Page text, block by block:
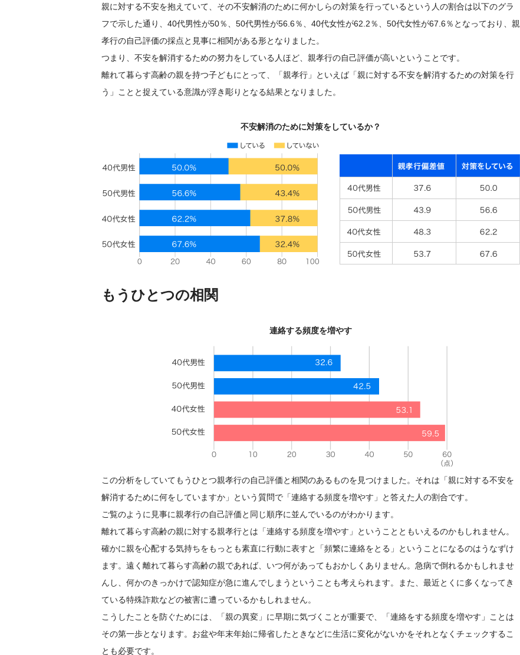
親に対する不安を抱えていて、その不安解消のために何かしらの対策を行っているという人の割合は以下のグラ
フで示した通り、40代男性が50％、50代男性が56.6％、40代女性が62.2％、50代女性が67.6％となっており、親
孝行の自己評価の採点と見事に相関がある形となりました。
つまり、不安を解消するための努力をしている人ほど、親孝行の自己評価が高いということです。
離れて暮らす高齢の親を持つ子どもにとって、「親孝行」といえば「親に対する不安を解消するための対策を行
う」ことと捉えている意識が浮き彫りとなる結果となりました。
不安解消のために対策をしているか？
もうひとつの相関
連絡する頻度を増やす
この分析をしていてもうひとつ親孝行の自己評価と相関のあるものを見つけました。それは「親に対する不安を
解消するために何をしていますか」という質問で「連絡する頻度を増やす」と答えた人の割合です。
ご覧のように見事に親孝行の自己評価と同じ順序に並んでいるのがわかります。
離れて暮らす高齢の親に対する親孝行とは「連絡する頻度を増やす」ということともいえるのかもしれません。
確かに親を心配する気持ちをもっとも素直に行動に表すと「頻繁に連絡をとる」ということになるのはうなずけ
ます。遠く離れて暮らす高齢の親であれば、いつ何があってもおかしくありません。急病で倒れるかもしれませ
んし、何かのきっかけで認知症が急に進んでしまうということも考えられます。また、最近とくに多くなってき
ている特殊詐欺などの被害に遭っているかもしれません。
こうしたことを防ぐためには、「親の異変」に早期に気づくことが重要で、「連絡をする頻度を増やす」ことは
その第一歩となります。お盆や年末年始に帰省したときなどに生活に変化がないかをそれとなくチェックするこ
とも必要です。